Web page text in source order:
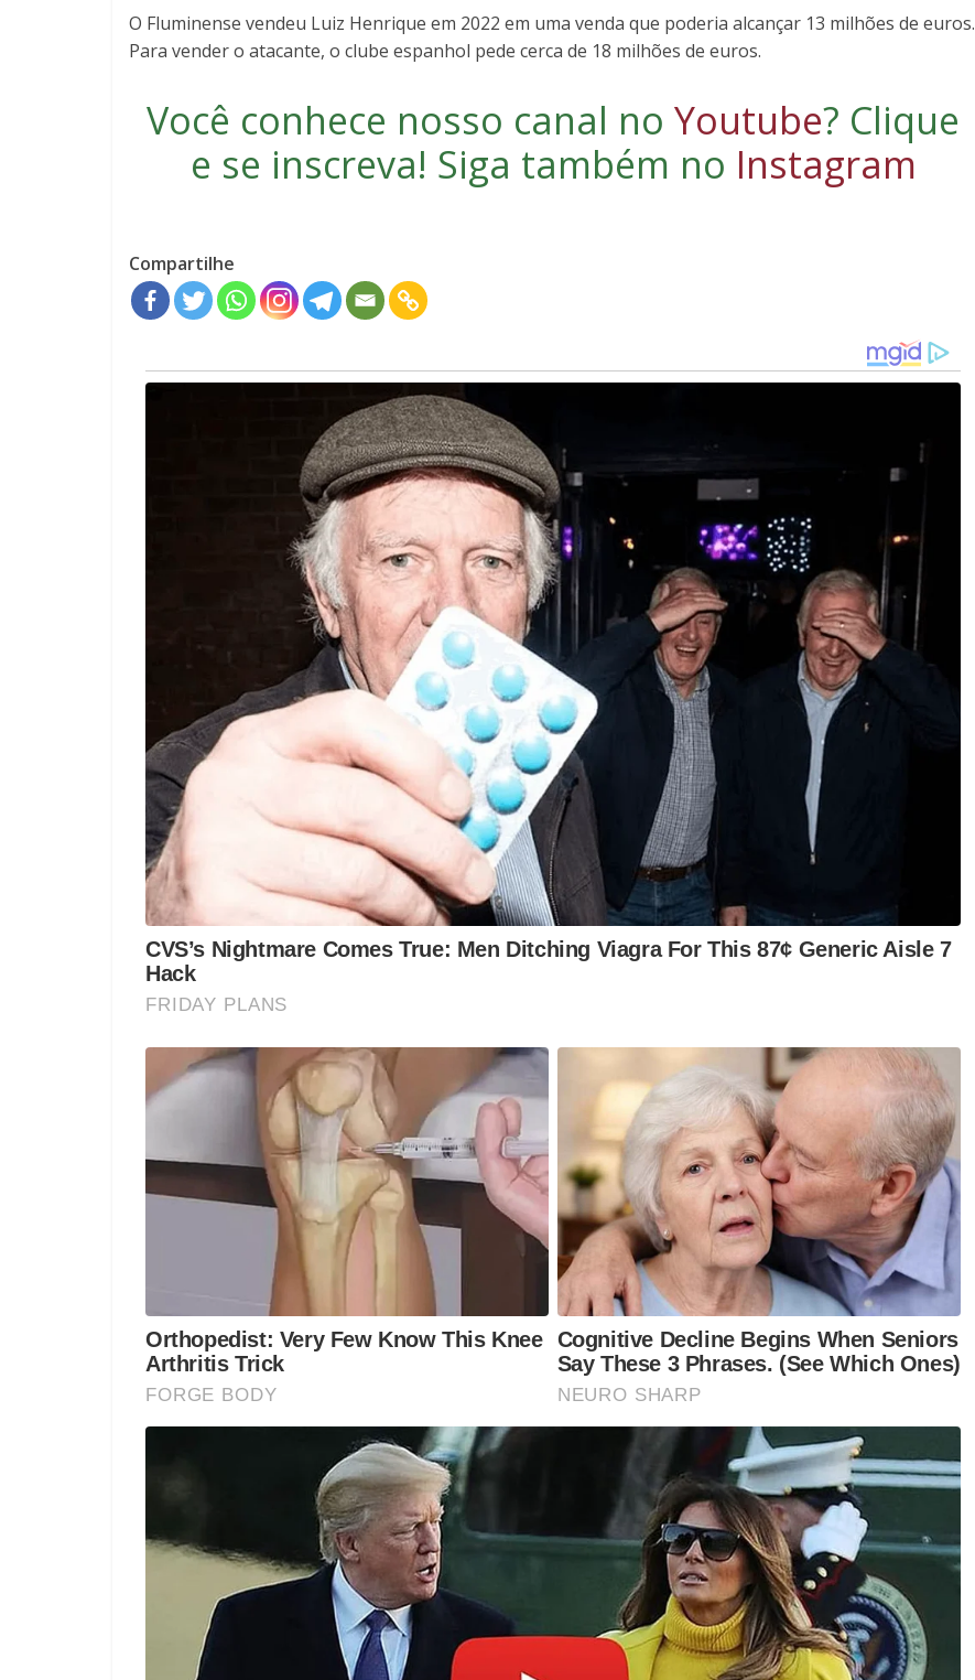
O Fluminense vendeu Luiz Henrique em 2022 em uma venda que poderia alcançar 13 milhões de euros.
Para vender o atacante, o clube espanhol pede cerca de 18 milhões de euros.
Você conhece nosso canal no Youtube? Clique
e se inscreva! Siga também no Instagram
Compartilhe